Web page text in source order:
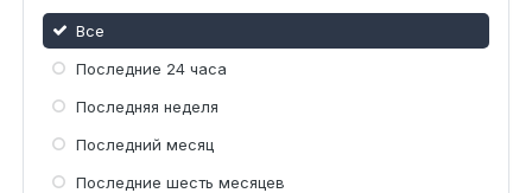
Все
Последние 24 часа
Последняя неделя
Последний месяц
Последние шесть месяцев